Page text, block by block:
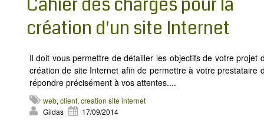
création d'un site Internet
Il doit vous permettre de détailler les objectifs de votre projet
création de site Internet afin de permettre à votre prestataire
répondre précisément à vos attentes....
web, client, creation site internet
Gildas
17/09/2014